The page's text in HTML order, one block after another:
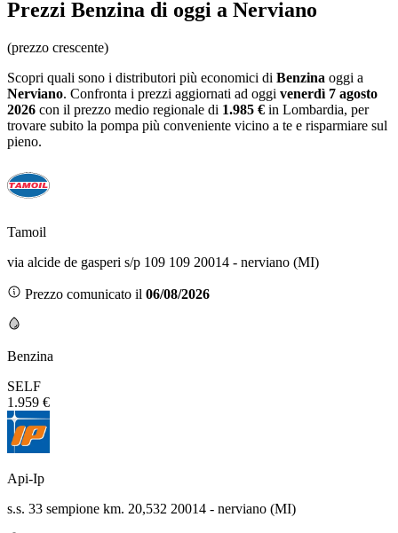
Prezzi Benzina di oggi a Nerviano
(prezzo crescente)
Scopri quali sono i distributori più economici di Benzina oggi a
Nerviano. Confronta i prezzi aggiornati ad oggi venerdì 7 agosto
2026 con il prezzo medio regionale di 1.985 € in Lombardia, per
trovare subito la pompa più conveniente vicino a te e risparmiare sul
pieno.
Tamoil
via alcide de gasperi s/p 109 109 20014 - nerviano (MI)
Prezzo comunicato il 06/08/2026
Benzina
SELF
1.959 €
Api-Ip
s.s. 33 sempione km. 20,532 20014 - nerviano (MI)